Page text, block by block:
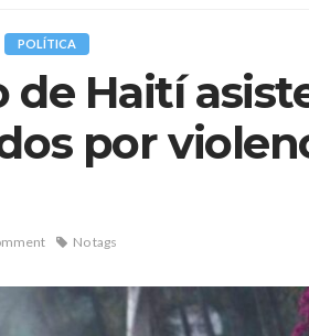
POLÍTICA
de Haití
por
No tags